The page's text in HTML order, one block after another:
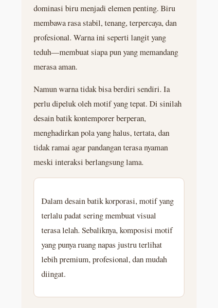
dominasi biru menjadi elemen penting. Biru
membawa rasa stabil, tenang, terpercaya, dan
profesional. Warna ini seperti langit yang
teduh—membuat siapa pun yang memandang
merasa aman.
Namun warna tidak bisa berdiri sendiri. Ia
perlu dipeluk oleh motif yang tepat. Di sinilah
desain batik kontemporer berperan,
menghadirkan pola yang halus, tertata, dan
tidak ramai agar pandangan terasa nyaman
meski interaksi berlangsung lama.
Dalam desain batik korporasi, motif yang
terlalu padat sering membuat visual
terasa lelah. Sebaliknya, komposisi motif
yang punya ruang napas justru terlihat
lebih premium, profesional, dan mudah
diingat.